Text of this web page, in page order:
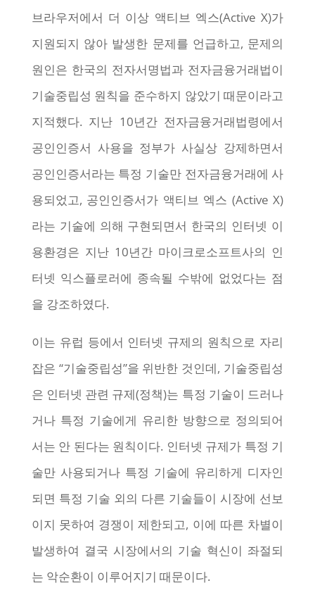
브라우저에서 더 이상 액티브 엑스(Active X)가
지원되지 않아 발생한 문제를 언급하고, 문제의
원인은 한국의 전자서명법과 전자금융거래법이
기술중립성 원칙을 준수하지 않았기 때문이라고
지적했다. 지난 10년간 전자금융거래법령에서
공인인증서 사용을 정부가 사실상 강제하면서
공인인증서라는 특정 기술만 전자금융거래에 사
용되었고, 공인인증서가 액티브 엑스 (Active X)
라는 기술에 의해 구현되면서 한국의 인터넷 이
용환경은 지난 10년간 마이크로소프트사의 인
터넷 익스플로러에 종속될 수밖에 없었다는 점
을 강조하였다.
이는 유럽 등에서 인터넷 규제의 원칙으로 자리
잡은 “기술중립성”을 위반한 것인데, 기술중립성
은 인터넷 관련 규제(정책)는 특정 기술이 드러나
거나 특정 기술에게 유리한 방향으로 정의되어
서는 안 된다는 원칙이다. 인터넷 규제가 특정 기
술만 사용되거나 특정 기술에 유리하게 디자인
되면 특정 기술 외의 다른 기술들이 시장에 선보
이지 못하여 경쟁이 제한되고, 이에 따른 차별이
발생하여 결국 시장에서의 기술 혁신이 좌절되
는 악순환이 이루어지기 때문이다.